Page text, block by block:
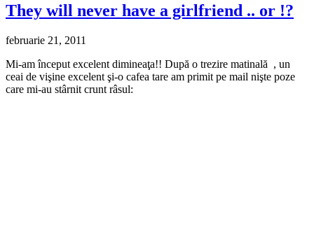
They will never have a girlfriend .. or !?
februarie 21, 2011
Mi-am început excelent dimineaţa!! După o trezire matinală , un
ceai de vişine excelent şi-o cafea tare am primit pe mail nişte poze
care mi-au stârnit crunt râsul: